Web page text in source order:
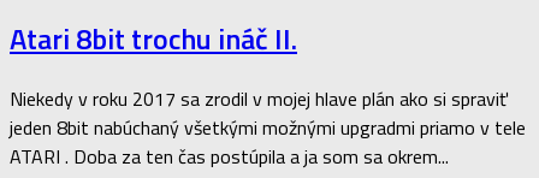
Atari 8bit trochu ináč II.
Niekedy v roku 2017 sa zrodil v mojej hlave plán ako si spraviť
jeden 8bit nabúchaný všetkými možnými upgradmi priamo v tele
ATARI . Doba za ten čas postúpila a ja som sa okrem...